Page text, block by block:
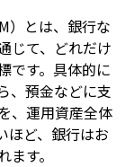
）とは、銀行な
じて、どれだけ
です。具体的に
、預金などに支
、運用資産全体
ほど、銀行はお
す。